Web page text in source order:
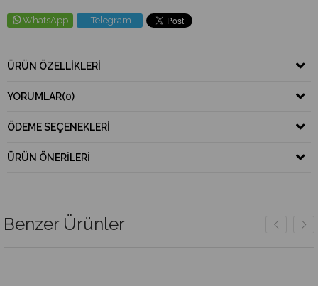
WhatsApp Telegram
ÜRÜN ÖZELLIKLERI
YORUMLAR(0)
ÖDEME SEÇENEKLERI
ÜRÜN ÖNERILERI
Benzer Ürünler